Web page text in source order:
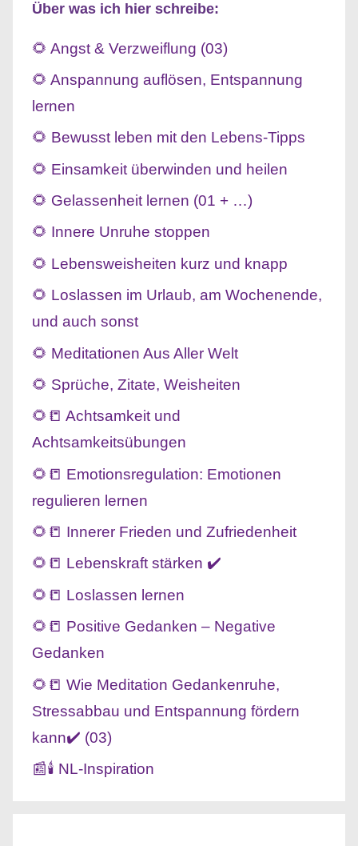
Über was ich hier schreibe:
🌻 Angst & Verzweiflung (03)
🌻 Anspannung auflösen, Entspannung
lernen
🌻 Bewusst leben mit den Lebens-Tipps
🌻 Einsamkeit überwinden und heilen
🌻 Gelassenheit lernen (01 + …)
🌻 Innere Unruhe stoppen
🌻 Lebensweisheiten kurz und knapp
🌻 Loslassen im Urlaub, am Wochenende,
und auch sonst
🌻 Meditationen Aus Aller Welt
🌻 Sprüche, Zitate, Weisheiten
🌻📒 Achtsamkeit und
Achtsamkeitsübungen
🌻📒 Emotionsregulation: Emotionen
regulieren lernen
🌻📒 Innerer Frieden und Zufriedenheit
🌻📒 Lebenskraft stärken ✔️
🌻📒 Loslassen lernen
🌻📒 Positive Gedanken – Negative
Gedanken
🌻📒 Wie Meditation Gedankenruhe,
Stressabbau und Entspannung fördern
kann✔️ (03)
📰🕯️ NL-Inspiration